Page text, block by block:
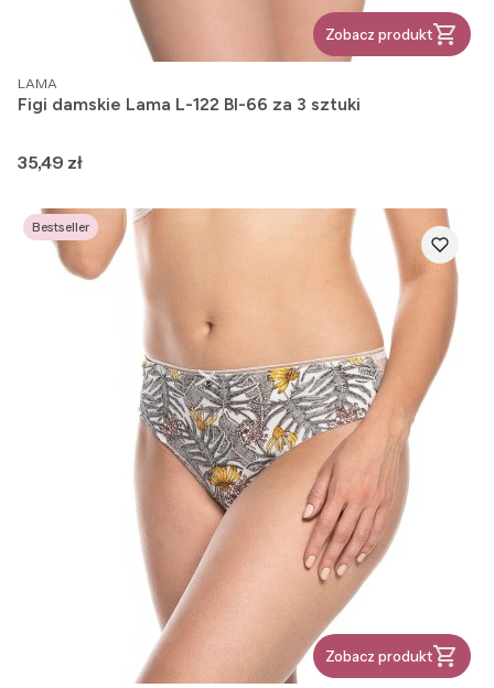
Zobacz produkt
PRODUCENT
LAMA
Figi damskie Lama L-122 BI-66 za 3 sztuki
Cena
35,49 zł
Bestseller
Zobacz produkt